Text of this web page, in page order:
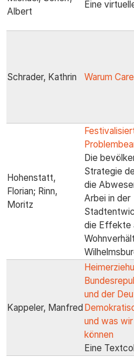
Albert
Eine
Schrader, Kathrin
Warum
Hohenstatt,
Florian; Rinn,
Moritz
Die
Strategie
die
Arbei in der
die Effekte
Kappeler, Manfred
und der
und was
können
Eine